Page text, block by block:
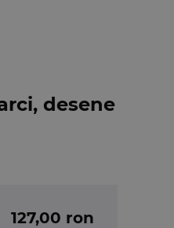
desene
127,00 ron